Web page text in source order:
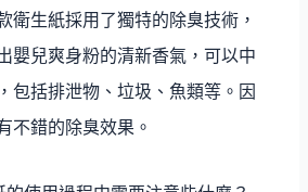
衛生紙採用了獨特的除臭技術，
嬰兒爽身粉的清新香氣，可以中
包括排泄物、垃圾、魚類等。因
不錯的除臭效果。